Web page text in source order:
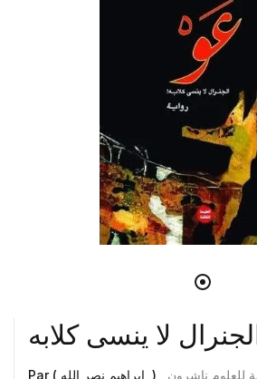
لا ينسى كلابه
Par ( إبراهيم نصر الله, ) للعلوم ناشرون